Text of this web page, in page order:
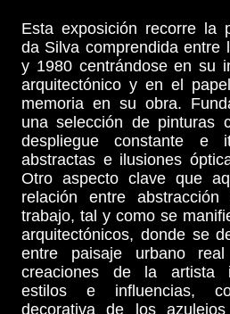
Esta exposición recorre la
da Silva comprendida entre
y 1980 centrándose en su
arquitectónico y en el
memoria en su obra.
una selección de pinturas
despliegue constante e
abstractas e ilusiones
Otro aspecto clave que
relación entre
trabajo, tal y como se
arquitectónicos, donde se
entre paisaje urbano
creaciones de la artista
estilos e influencias,
decorativa de los